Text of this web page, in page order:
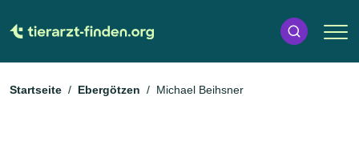
Startseite Ebergötzen Michael Beihsner